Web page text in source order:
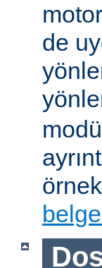
de